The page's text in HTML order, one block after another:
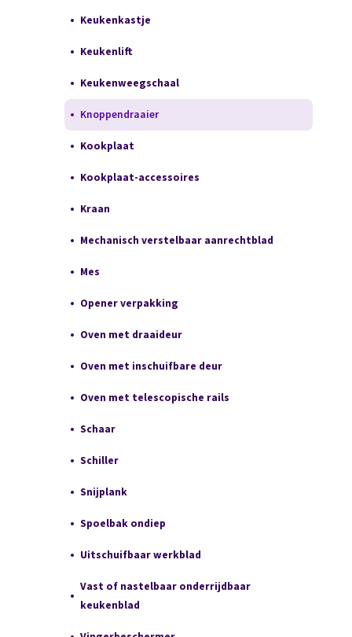
Keukenkastje
Keukenlift
Keukenweegschaal
Knoppendraaier
Kookplaat
Kookplaat-accessoires
Kraan
Mechanisch verstelbaar aanrechtblad
Mes
Opener verpakking
Oven met draaideur
Oven met inschuifbare deur
Oven met telescopische rails
Schaar
Schiller
Snijplank
Spoelbak ondiep
Uitschuifbaar werkblad
Vast of nastelbaar onderrijdbaar
keukenblad